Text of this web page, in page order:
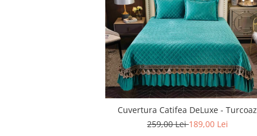
Cuvertura Catifea DeLuxe - Turcoaz
259,00 Lei189,00 Lei